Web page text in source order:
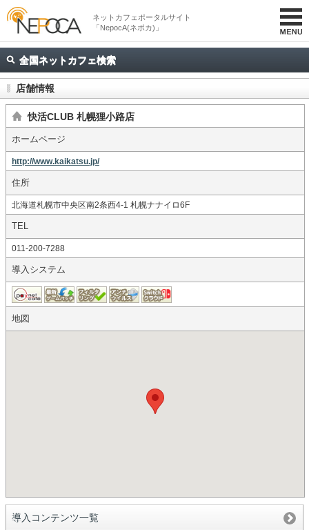
ネットカフェポータルサイト
「NepocA(ネポカ)」
全国ネットカフェ検索
店舗情報
快活CLUB 札幌狸小路店
ホームページ
http://www.kaikatsu.jp/
住所
北海道札幌市中央区南2条西4-1 札幌ナナイロ6F
TEL
011-200-7288
導入システム
地図
導入コンテンツ一覧